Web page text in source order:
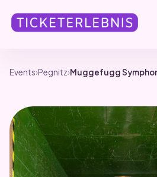
Events›Pegnitz›Muggefugg